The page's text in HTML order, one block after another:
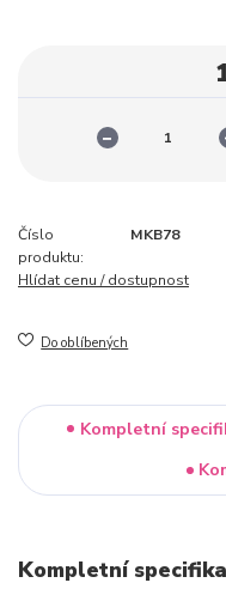
Číslo
produktu:
MKB78
Hlídat cenu / dostupnost
Do oblíbených
Kompletní
Kompletní